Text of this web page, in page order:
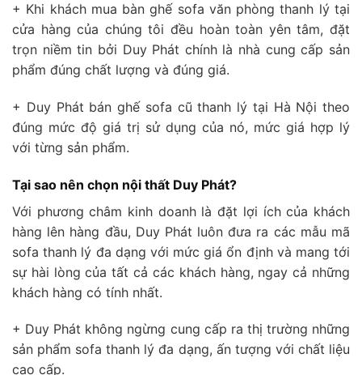
+ Khi khách mua bàn ghế sofa văn phòng thanh lý tại
cửa hàng của chúng tôi đều hoàn toàn yên tâm, đặt
trọn niềm tin bởi Duy Phát chính là nhà cung cấp sản
phẩm đúng chất lượng và đúng giá.
+ Duy Phát bán ghế sofa cũ thanh lý tại Hà Nội theo
đúng mức độ giá trị sử dụng của nó, mức giá hợp lý
với từng sản phẩm.
Tại sao nên chọn nội thất Duy Phát?
Với phương châm kinh doanh là đặt lợi ích của khách
hàng lên hàng đầu, Duy Phát luôn đưa ra các mẫu mã
sofa thanh lý đa dạng với mức giá ổn định và mang tới
sự hài lòng của tất cả các khách hàng, ngay cả những
khách hàng có tính nhất.
+ Duy Phát không ngừng cung cấp ra thị trường những
sản phẩm sofa thanh lý đa dạng, ấn tượng với chất liệu
cao cấp.